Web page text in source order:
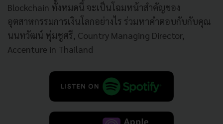
Blockchain ทั้งหมดนี้ จะเป็นโฉมหน้าสำคัญของ
อุตสาหกรรมการเงินโลกอย่างไร ร่วมหาคำตอบกับกับคุณ
นนทวัฒน์ พุ่มชูศรี, Country Managing Director,
Accenture in Thailand